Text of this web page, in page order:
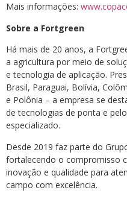
Mais informações:
Sobre a Fortgreen
Há mais de 20 anos, a
a agricultura por meio de
e tecnologia de aplicação.
Brasil, Paraguai, Bolívia,
e Polônia – a empresa se
de tecnologias de ponta e
especializado.
Desde 2019 faz parte do
fortalecendo o compromisso
inovação e qualidade para
campo com excelência.